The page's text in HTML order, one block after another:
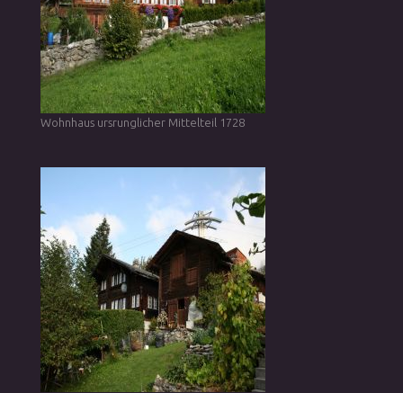
Wohnhaus ursrunglicher Mittelteil 1728